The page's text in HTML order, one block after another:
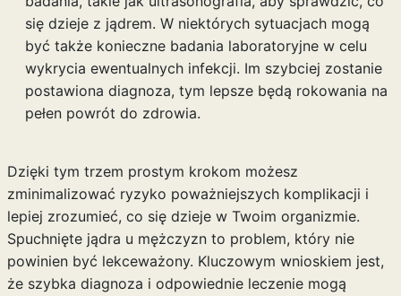
się dzieje z jądrem. W niektórych sytuacjach mogą
być także konieczne badania laboratoryjne w celu
wykrycia ewentualnych infekcji. Im szybciej zostanie
postawiona diagnoza, tym lepsze będą rokowania na
pełen powrót do zdrowia.
Dzięki tym trzem prostym krokom możesz
zminimalizować ryzyko poważniejszych komplikacji i
lepiej zrozumieć, co się dzieje w Twoim organizmie.
Spuchnięte jądra u mężczyzn to problem, który nie
powinien być lekceważony. Kluczowym wnioskiem jest,
że szybka diagnoza i odpowiednie leczenie mogą